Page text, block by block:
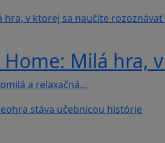
Home: Milá hra,
a relaxačná…